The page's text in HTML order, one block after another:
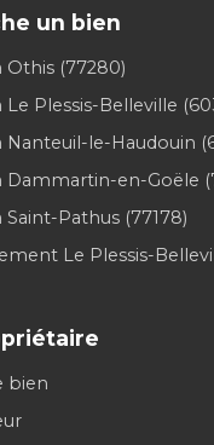
un bien
(77280)
Plessis-Belleville
Nanteuil-le-Haudouin
Dammartin-en-Goële
Pathus (77178)
Le Plessis-
bien